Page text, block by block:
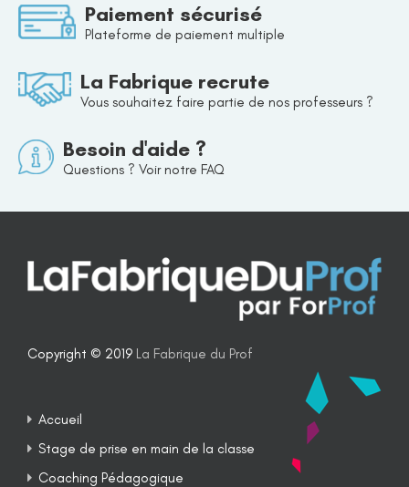
Paiement sécurisé
Plateforme de paiement multiple
La Fabrique recrute
Vous souhaitez faire partie de nos professeurs ?
Besoin d'aide ?
Questions ? Voir notre FAQ
Copyright © 2019 La Fabrique du Prof
Accueil
Stage de prise en main de la classe
Coaching Pédagogique